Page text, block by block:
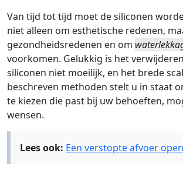
Van tijd tot tijd moet de siliconen
niet alleen om esthetische redenen,
gezondheidsredenen en om
voorkomen. Gelukkig is het
siliconen niet moeilijk, en het brede
beschreven methoden stelt u in staat
te kiezen die past bij uw behoeften,
wensen.
Lees ook: Een verstopte afvoer